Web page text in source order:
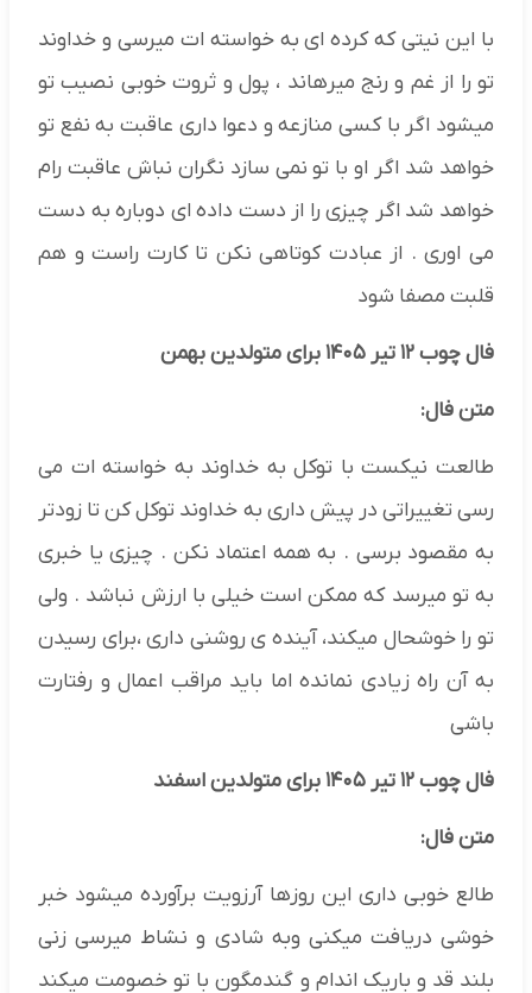
با این نیتی که کرده ای به خواسته ات میرسی و خداوند
تو را از غم و رنج میرهاند ، پول و ثروت خوبی نصیب تو
میشود اگر با کسی منازعه و دعوا داری عاقبت به نفع تو
خواهد شد اگر او با تو نمی سازد نگران نباش عاقبت رام
خواهد شد اگر چیزی را از دست داده ای دوباره به دست
می اوری . از عبادت کوتاهی نکن تا کارت راست و هم
قلبت مصفا شود
فال چوب ۱۲ تیر ۱۴۰۵ برای متولدین بهمن
متن فال:
طالعت نیکست با توکل به خداوند به خواسته ات می
رسی تغییراتی در پیش داری به خداوند توکل کن تا زودتر
به مقصود برسی . به همه اعتماد نکن . چیزی یا خبری
به تو میرسد که ممکن است خیلی با ارزش نباشد . ولی
تو را خوشحال میکند، آینده ی روشنی داری ،برای رسیدن
به آن راه زیادی نمانده اما باید مراقب اعمال و رفتارت
باشی
فال چوب ۱۲ تیر ۱۴۰۵ برای متولدین اسفند
متن فال:
طالع خوبی داری این روزها آرزویت برآورده میشود خبر
خوشی دریافت میکنی وبه شادی و نشاط میرسی زنی
بلند قد و باریک اندام و گندمگون با تو خصومت میکند